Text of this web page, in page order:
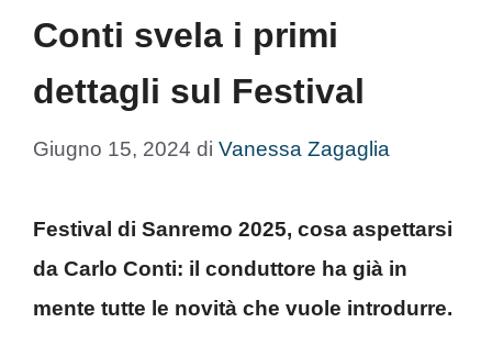
Conti svela i primi
dettagli sul Festival
Giugno 15, 2024 di Vanessa Zagaglia
Festival di Sanremo 2025, cosa aspettarsi
da Carlo Conti: il conduttore ha già in
mente tutte le novità che vuole introdurre.